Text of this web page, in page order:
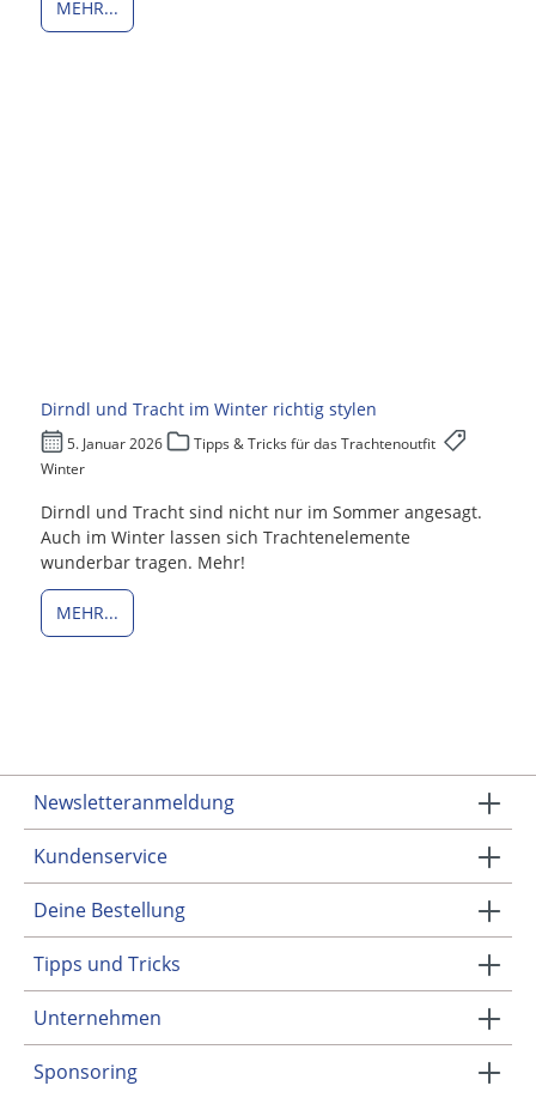
MEHR...
Dirndl und Tracht im Winter richtig stylen
5. Januar 2026
Tipps & Tricks für das Trachtenoutfit
Winter
Dirndl und Tracht sind nicht nur im Sommer angesagt.
Auch im Winter lassen sich Trachtenelemente
wunderbar tragen. Mehr!
MEHR...
Newsletteranmeldung
Kundenservice
Deine Bestellung
Tipps und Tricks
Unternehmen
Sponsoring